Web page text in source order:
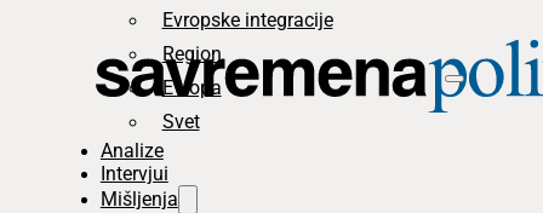
Evropske integracije
Region
Evropa
Svet
Analize
Intervjui
Mišljenja